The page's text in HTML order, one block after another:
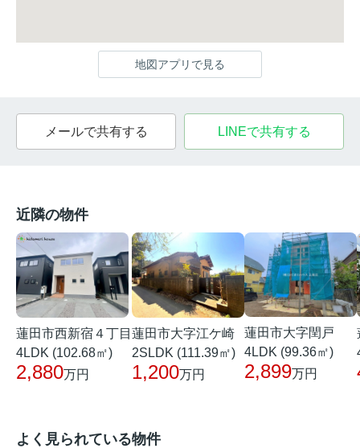
地図アプリで見る
メールで共有する LINEで共有する
近隣の物件
蓮田市西新宿４丁目
4LDK (102.68㎡)
2,880万円
蓮田市大字江ケ崎
2SLDK (111.39㎡)
1,200万円
蓮田市大字閏戸
4LDK (99.36㎡)
2,899万円
よく見られている物件